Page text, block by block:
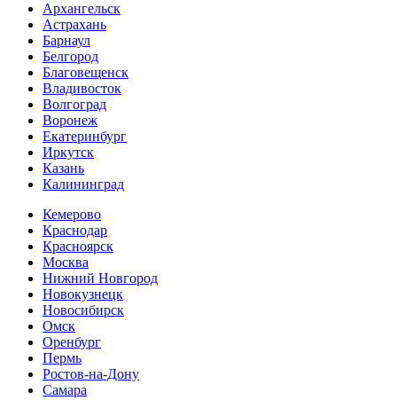
Архангельск
Астрахань
Барнаул
Белгород
Благовещенск
Владивосток
Волгоград
Воронеж
Екатеринбург
Иркутск
Казань
Калининград
Кемерово
Краснодар
Красноярск
Москва
Нижний Новгород
Новокузнецк
Новосибирск
Омск
Оренбург
Пермь
Ростов-на-Дону
Самара